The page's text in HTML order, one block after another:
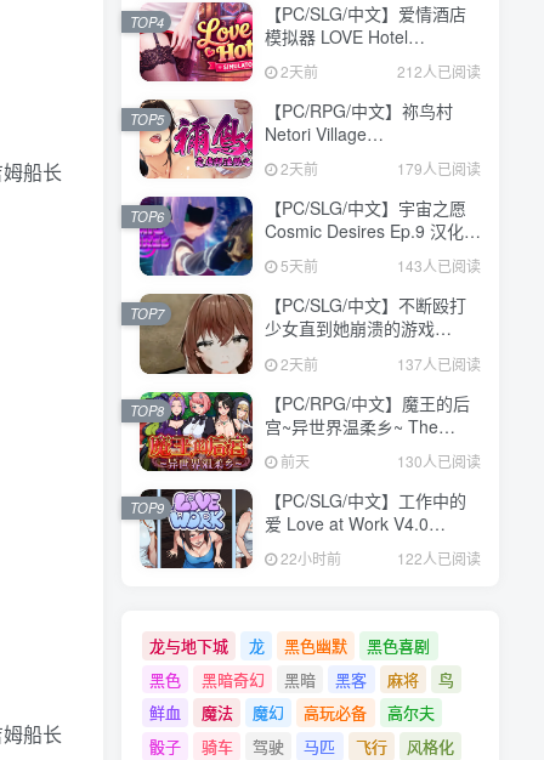
船长
船长
【PC/SLG/中文】爱情酒店
模拟器 LOVE Hotel
Simulator Build.24183576
STEAM官方中文版
【4.8GB】
2天前 212人已阅读
TOP4
【PC/RPG/中文】祢鸟村
Netori Village
Build.24194835 STEAM官
方中文版【540MB】
2天前 179人已阅读
TOP5
【PC/SLG/中文】宇宙之愿
Cosmic Desires Ep.9 汉化版
【5.2GB】
5天前 143人已阅读
TOP6
【PC/SLG/中文】不断殴打
少女直到她崩溃的游戏
V1.0.0 汉化版【473MB】
2天前 137人已阅读
TOP7
【PC/RPG/中文】魔王的后
宫~异世界温柔乡~ The
Demon King: Harem
Build.24371582 STEAM官
方中文版【1.6GB】
前天 130人已阅读
TOP8
【PC/SLG/中文】工作中的
爱 Love at Work V4.0
STEAM官方中文版
【3.1GB】
22小时前 122人已阅读
TOP9
龙与地下城 龙 黑色幽默
黑色喜剧
黑色
黑暗奇幻 黑暗 黑客 麻将
鸟
鲜血
魔法 魔幻 高玩必备
高尔夫
骰子
骑车 驾驶 马匹 飞行
风格化